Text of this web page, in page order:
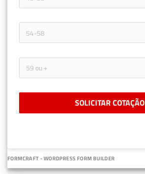
SOLICITAR COTAÇÃO
FORMCRAFT - WORDPRESS FORM BUILDER